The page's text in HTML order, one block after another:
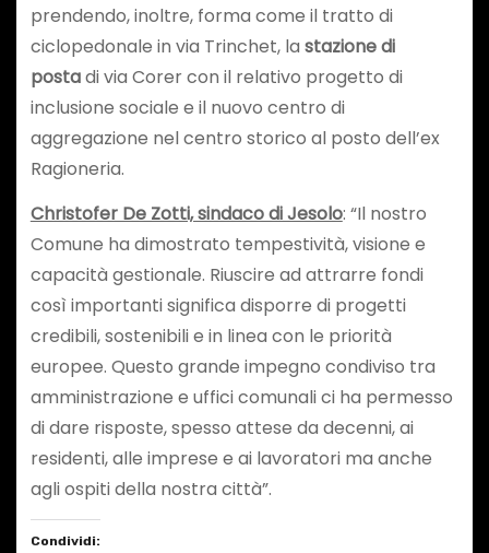
prendendo, inoltre, forma come il tratto di
ciclopedonale in via Trinchet, la stazione di
postadi via Corer con il relativo progetto di
inclusione sociale e il nuovo centro di
aggregazione nel centro storico al posto dell’ex
Ragioneria.
Christofer De Zotti, sindaco di Jesolo: “Il nostro
Comune ha dimostrato tempestività, visione e
capacità gestionale. Riuscire ad attrarre fondi
così importanti significa disporre di progetti
credibili, sostenibili e in linea con le priorità
europee. Questo grande impegno condiviso tra
amministrazione e uffici comunali ci ha permesso
di dare risposte, spesso attese da decenni, ai
residenti, alle imprese e ai lavoratori ma anche
agli ospiti della nostra città”.
Condividi: